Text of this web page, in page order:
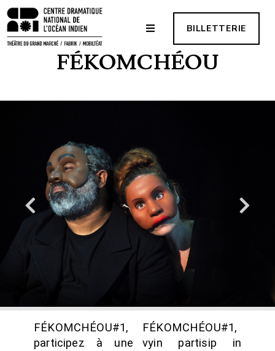
BILLETTERIE
FÉKOMCHÉOU
FÉKOMCHÉOU#1,
participez à une
FÉKOMCHÉOU#1,
vyin partisip in